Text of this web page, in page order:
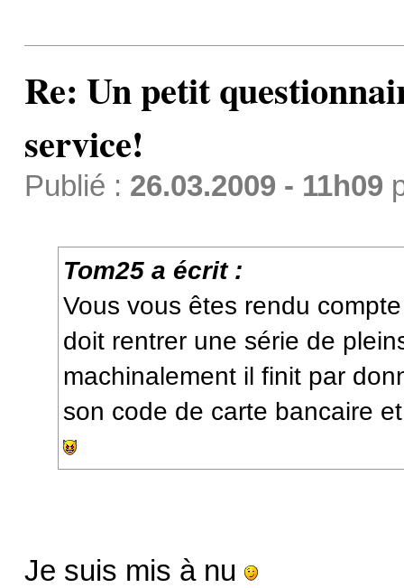
Re: Un petit
service!
Publié : 26.03.2009 - 11h09
Tom25 a écrit :
Vous vous êtes rendu
doit rentrer une série de
machinalement il finit par
son code de carte bancaire
Je suis mis à nu